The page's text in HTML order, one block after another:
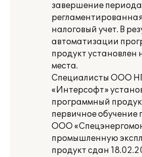
завершение
налоговый учет. В
автоматизации
продукт установлен
места.
Специалисты ООО
«Интерсофт»
программный
первичное обучение
ООО
промышленную
продукт сдан